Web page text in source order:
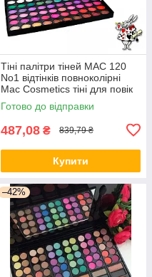
Тіні палітри тіней MAC 120
No1 відтінків повноколірні
Mac Cosmetics тіні для повік
Готово до відправки
487,08 ₴ 839,79 ₴
Купити
–42%